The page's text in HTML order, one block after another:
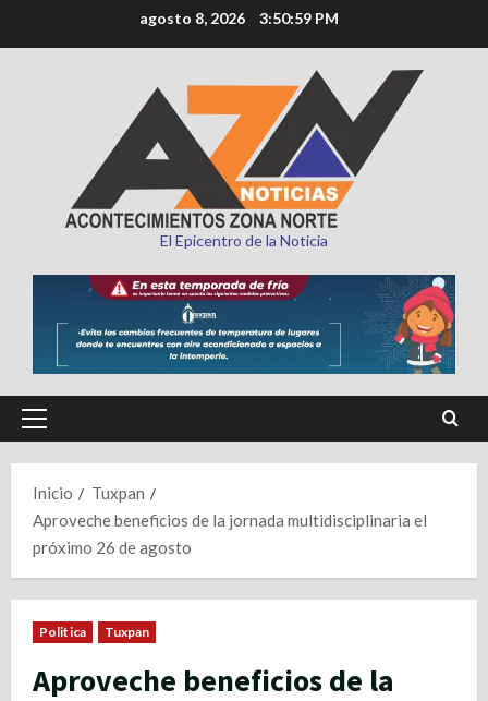
al
agosto 8, 2026 3:51:00 PM
El Epicentro de la Noticia
Menú
Inicio
Tuxpan
Aproveche beneficios de la jornada multidisciplinaria el
próximo 26 de agosto
Politica Tuxpan
Aproveche beneficios de la